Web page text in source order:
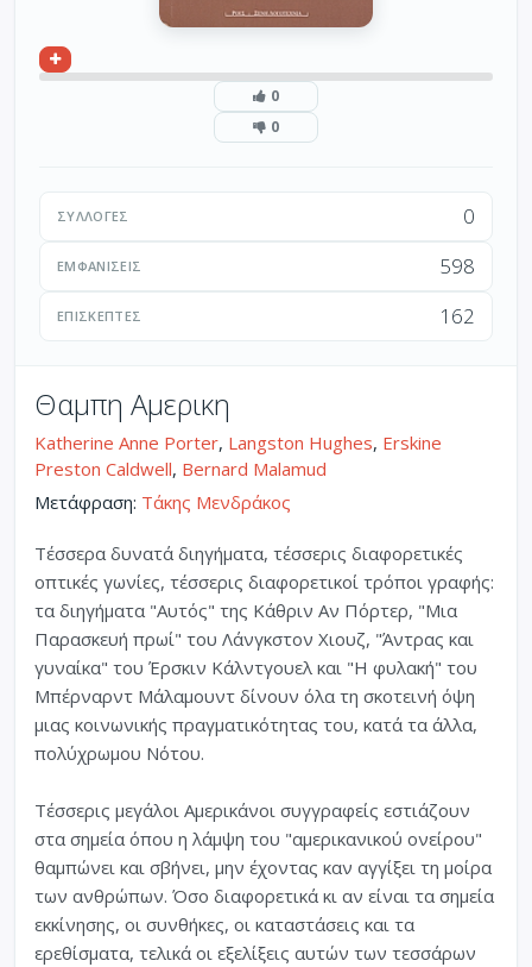
0
0
ΣΥΛΛΟΓΈΣ 0
ΕΜΦΑΝΊΣΕΙΣ 598
ΕΠΙΣΚΈΠΤΕΣ 162
Θαμπη Αμερικη
Katherine Anne Porter, Langston Hughes, Erskine
Preston Caldwell, Bernard Malamud
Μετάφραση: Τάκης Μενδράκος
Τέσσερα δυνατά διηγήματα, τέσσερις διαφορετικές
οπτικές γωνίες, τέσσερις διαφορετικοί τρόποι γραφής:
τα διηγήματα "Αυτός" της Κάθριν Αν Πόρτερ, "Μια
Παρασκευή πρωί" του Λάνγκστον Χιουζ, "Άντρας και
γυναίκα" του Έρσκιν Κάλντγουελ και "Η φυλακή" του
Μπέρναρντ Μάλαμουντ δίνουν όλα τη σκοτεινή όψη
μιας κοινωνικής πραγματικότητας του, κατά τα άλλα,
πολύχρωμου Νότου.
Τέσσερις μεγάλοι Αμερικάνοι συγγραφείς εστιάζουν
στα σημεία όπου η λάμψη του "αμερικανικού ονείρου"
θαμπώνει και σβήνει, μην έχοντας καν αγγίξει τη μοίρα
των ανθρώπων. Όσο διαφορετικά κι αν είναι τα σημεία
εκκίνησης, οι συνθήκες, οι καταστάσεις και τα
ερεθίσματα, τελικά οι εξελίξεις αυτών των τεσσάρων